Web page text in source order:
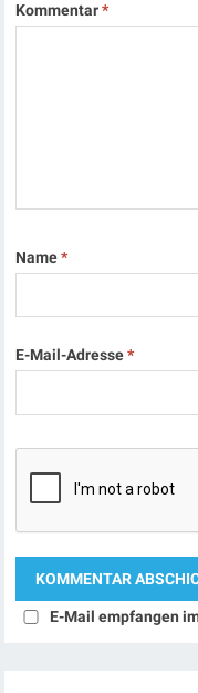
Kommentar*
Name*
E-Mail-Adresse*
E-Mail empfangen